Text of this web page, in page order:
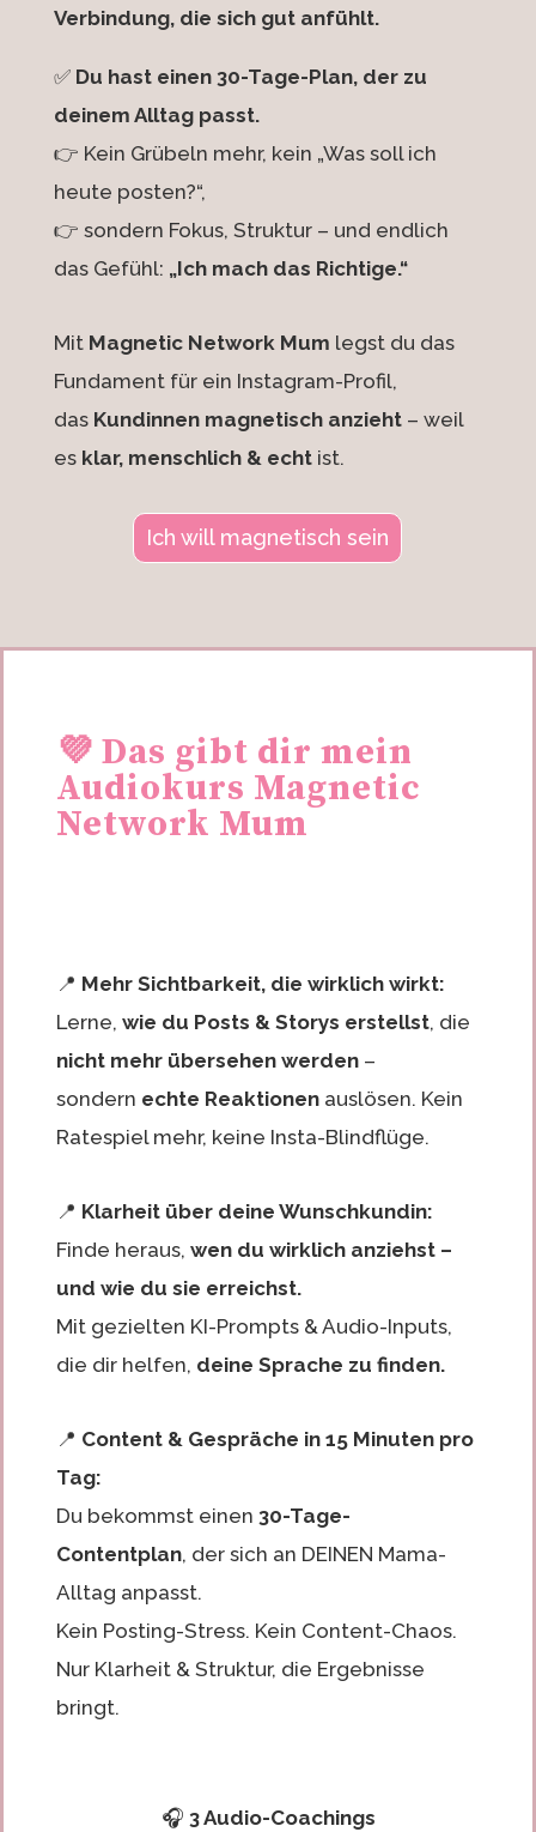
Verbindung, die sich gut anfühlt.
✅ Du hast einen 30-Tage-Plan, der zu
deinem Alltag passt.
👉 Kein Grübeln mehr, kein „Was soll ich
heute posten?“,
👉 sondern Fokus, Struktur – und endlich
das Gefühl: „Ich mach das Richtige.“
Mit Magnetic Network Mum legst du das
Fundament für ein Instagram-Profil,
das Kundinnen magnetisch anzieht– weil
es klar, menschlich & echtist.
Ich will magnetisch sein
💜 Das gibt dir mein
Audiokurs Magnetic
Network Mum
📍 Mehr Sichtbarkeit, die wirklich wirkt:
Lerne,wie du Posts & Storys erstellst, die
nicht mehr übersehen werden –
sondern echte Reaktionen auslösen. Kein
Ratespiel mehr, keine Insta-Blindflüge.
📍 Klarheit über deine Wunschkundin:
Finde heraus,wen du wirklich anziehst –
und wie du sie erreichst.
Mit gezielten KI-Prompts & Audio-Inputs,
die dir helfen, deine Sprache zu finden.
📍 Content & Gespräche in 15 Minuten pro
Tag:
Du bekommst einen 30-Tage-
Contentplan, der sich an DEINEN Mama-
Alltag anpasst.
Kein Posting-Stress. Kein Content-Chaos.
Nur Klarheit & Struktur, die Ergebnisse
bringt.
🎧 3 Audio-Coachings